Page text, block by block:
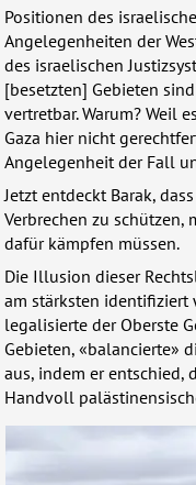
Positionen des
Angelegenheiten der
des israelischen
[besetzten] Gebieten
vertretbar. Warum? Weil
Gaza hier nicht
Angelegenheit der Fall
Jetzt entdeckt Barak,
Verbrechen zu
dafür kämpfen müssen.
Die Illusion dieser
am stärksten identifiziert
legalisierte der Oberste
Gebieten, «balancierte»
aus, indem er entschied,
Handvoll